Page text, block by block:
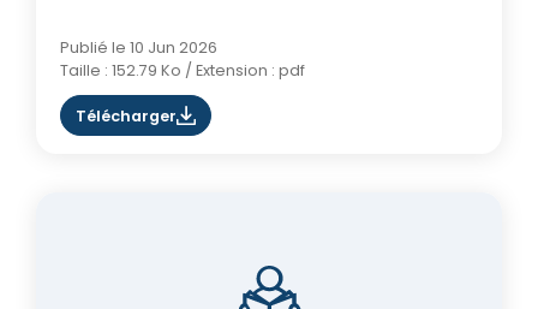
Publié le 10 Jun 2026
Taille : 152.79 Ko / Extension : pdf
Télécharger